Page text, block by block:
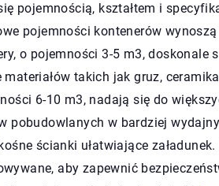
pojemnością, kształtem i
pojemności kontenerów
o pojemności 3-5 m3,
takich jak gruz,
6-10 m3, nadają się do
pobudowlanych w bardziej
ścianki ułatwiające
aby zapewnić